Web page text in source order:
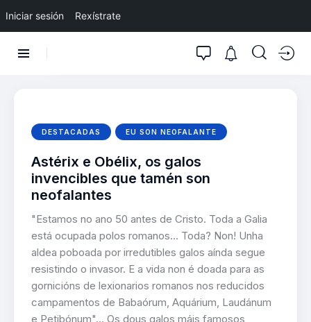
Iniciar sesión Rexístrate
DESTACADAS EU SON NEOFALANTE
Astérix e Obélix, os galos
invencibles que tamén son
neofalantes
"Estamos no ano 50 antes de Cristo. Toda a Galia
está ocupada polos romanos... Toda? Non! Unha
aldea poboada por irredutibles galos aínda segue
resistindo o invasor. E a vida non é doada para as
gornicións de lexionarios romanos nos reducidos
campamentos de Babaórum, Aquárium, Laudánum
e Petibónum"... Os dous galos máis famosos